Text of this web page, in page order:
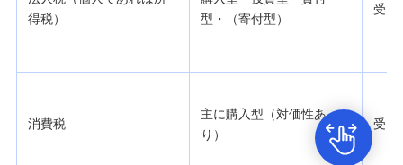
得税）
型・（寄付型）
受け
消費税
主に購入型（対価性あ
り）
受け